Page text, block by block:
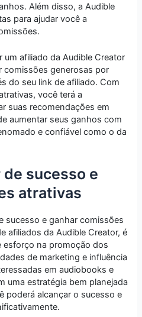
Além disso, a Audible
para ajudar você a
afiliado da Audible Creator
comissões generosas por
do seu link de afiliado. Com
você terá a
suas recomendações em
aumentar seus ganhos com
e confiável como o da
sucesso e
atrativas
sucesso e ganhar comissões
afiliados da Audible Creator, é
esforço na promoção dos
de marketing e influência
em audiobooks e
uma estratégia bem planejada
poderá alcançar o sucesso e